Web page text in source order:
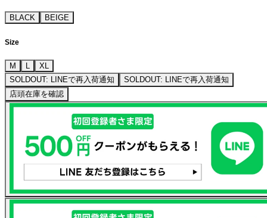
BLACK BEIGE
Size
M L
XL
SOLDOUT: LINEで再入荷通知
SOLDOUT: LINEで再入荷通知
店頭在庫を確認